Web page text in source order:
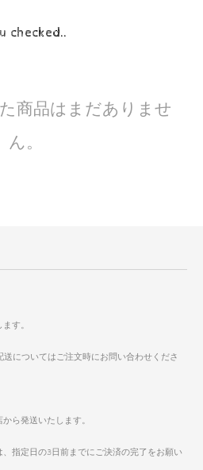
checked..
商品はまだありませ
ん。
す。
についてはご注文時にお問い合わせくださ
ら発送いたします。
、指定日の3日前までにご決済の完了をお願い